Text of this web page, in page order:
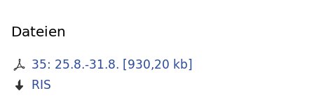
Dateien
35: 25.8.-31.8. [930,20 kb]
RIS